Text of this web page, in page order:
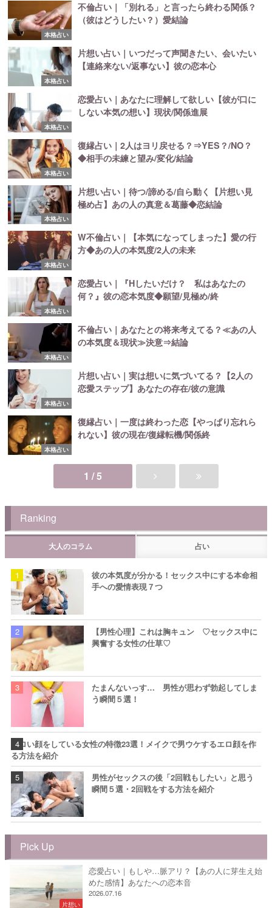
本格占い
不倫占い｜「別れる」と言ったら終わる関係？
（彼はどうしたい？）愛結論
本格占い
片想い占い｜いつだって声聞きたい、会いたい
【連絡来ない/返事ない】彼の恋本心
本格占い
恋愛占い｜あなたに理解して欲しい【彼が口に
しない本気の想い】現状/関係進展
本格占い
復縁占い｜2人はヨリ戻せる？⇒YES？/NO？
◆相手の未練と望み/変化/結論
本格占い
片想い占い｜待つ/諦める/自ら動く【片想い見
極め占】あの人の真意＆葛藤◆恋結論
本格占い
W不倫占い｜【本気になってしまった】愛の行
方◆あの人の本気度/2人の未来
本格占い
恋愛占い｜『Hしたいだけ？ 私はあなたの
何？』彼の恋本気度◆願望/見極め/終
本格占い
不倫占い｜あなたとの将来考えてる？≪あの人
の本気度＆現状≫決意⇒結論
本格占い
片想い占い｜実は想いに気づいてる？【2人の
恋愛ステップ】あなたの存在/彼の意識
本格占い
復縁占い｜一度は終わった恋【やっぱり忘れら
れない】彼の現在/復縁転機/関係終
1 / 5
Ranking
大人のコラム 占い
彼の本気度が分かる！セックス中にする本命相
手への愛情表現７つ
【男性心理】これは胸キュン ♡セックス中に
興奮する女性の仕草♡
たまんないっす… 男性が思わず勃起してしま
う瞬間５選！
エロい顔をしている女性の特徴23選！メイクで男ウケするエロ顔を作
る方法を紹介
男性がセックスの後「2回戦もしたい」と思う
瞬間５選・2回戦をする方法を紹介
Pick Up
片想い
恋愛占い｜もしや…脈アリ？【あの人に芽生え始
めた感情】あなたへの恋本音
2026.07.16